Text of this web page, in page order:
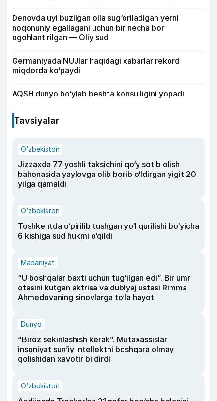
Denovda uyi buzilgan oila sug‘oriladigan yerni
noqonuniy egallagani uchun bir necha bor
ogohlantirilgan — Oliy sud
Germaniyada NUJlar haqidagi xabarlar rekord
miqdorda ko‘paydi
AQSH dunyo bo‘ylab beshta konsulligini yopadi
Tavsiyalar
O‘zbekiston
Jizzaxda 77 yoshli taksichini qo‘y sotib olish
bahonasida yaylovga olib borib o‘ldirgan yigit 20
yilga qamaldi
O‘zbekiston
Toshkentda o‘pirilib tushgan yo‘l qurilishi bo‘yicha
6 kishiga sud hukmi o‘qildi
Madaniyat
“U boshqalar baxti uchun tug‘ilgan edi”. Bir umr
otasini kutgan aktrisa va dublyaj ustasi Rimma
Ahmedovaning sinovlarga to‘la hayoti
Dunyo
“Biroz sekinlashish kerak”. Mutaxassislar
insoniyat sun’iy intellektni boshqara olmay
qolishidan xavotir bildirdi
O‘zbekiston